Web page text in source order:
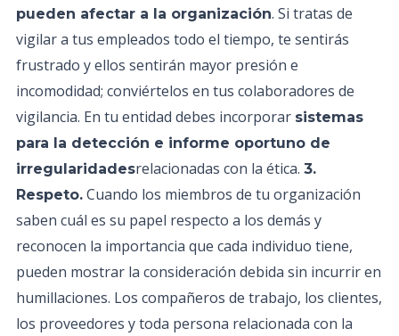
pueden afectar a la organización. Si tratas de
vigilar a tus empleados todo el tiempo, te sentirás
frustrado y ellos sentirán mayor presión e
incomodidad; conviértelos en tus colaboradores de
vigilancia. En tu entidad debes incorporar sistemas
para la detección e informe oportuno de
irregularidadesrelacionadas con la ética. 3.
Respeto. Cuando los miembros de tu organización
saben cuál es su papel respecto a los demás y
reconocen la importancia que cada individuo tiene,
pueden mostrar la consideración debida sin incurrir en
humillaciones. Los compañeros de trabajo, los clientes,
los proveedores y toda persona relacionada con la